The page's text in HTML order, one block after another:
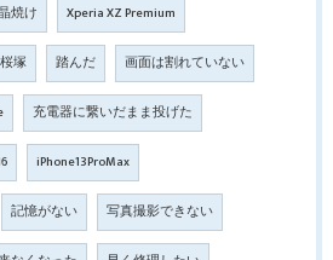
焼け Xperia XZ Premium
桜塚 踏んだ 画面は割れていない
充電器に繋いだまま投げた
iPhone13ProMax
記憶がない 写真撮影できない